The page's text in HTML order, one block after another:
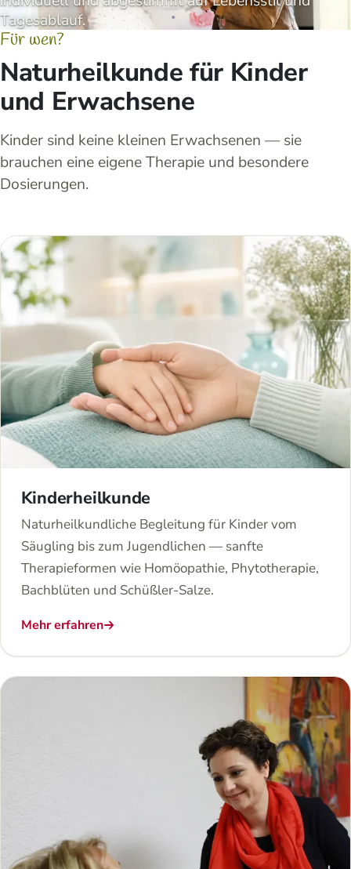
Tagesablauf.
Für wen?
Naturheilkunde für Kinder
und Erwachsene
Kinder sind keine kleinen Erwachsenen — sie
brauchen eine eigene Therapie und besondere
Dosierungen.
Kinderheilkunde
Naturheilkundliche Begleitung für Kinder vom
Säugling bis zum Jugendlichen — sanfte
Therapieformen wie Homöopathie, Phytotherapie,
Bachblüten und Schüßler-Salze.
Mehr erfahren